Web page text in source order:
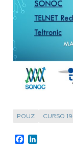
POUZ CURSO
Facebook